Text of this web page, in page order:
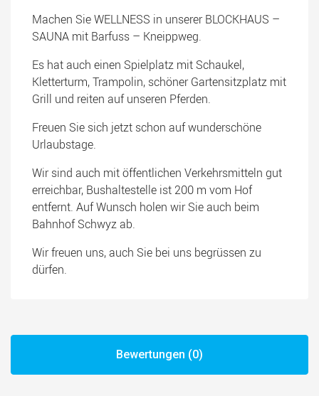
Machen Sie WELLNESS in unserer BLOCKHAUS –
SAUNA mit Barfuss – Kneippweg.
Es hat auch einen Spielplatz mit Schaukel,
Kletterturm, Trampolin, schöner Gartensitzplatz mit
Grill und reiten auf unseren Pferden.
Freuen Sie sich jetzt schon auf wunderschöne
Urlaubstage.
Wir sind auch mit öffentlichen Verkehrsmitteln gut
erreichbar, Bushaltestelle ist 200 m vom Hof
entfernt. Auf Wunsch holen wir Sie auch beim
Bahnhof Schwyz ab.
Wir freuen uns, auch Sie bei uns begrüssen zu
dürfen.
Bewertungen (0)